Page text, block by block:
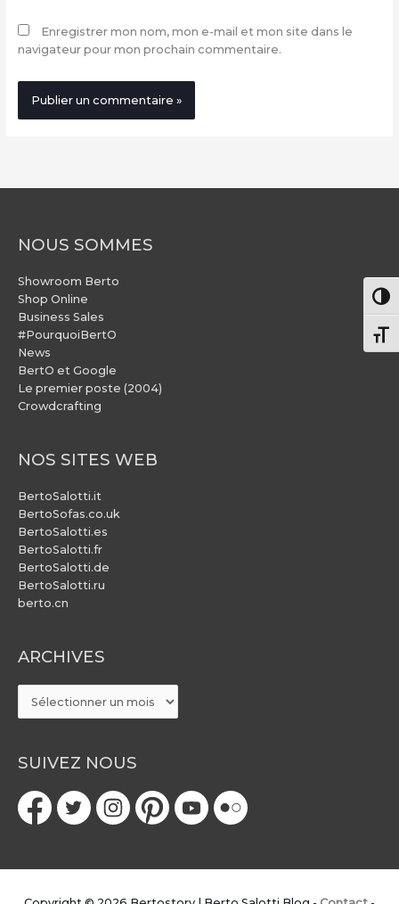
Enregistrer mon nom, mon e-mail et mon site dans le
navigateur pour mon prochain commentaire.
NOUS SOMMES
Showroom Berto
Shop Online
Business Sales
#PourquoiBertO
News
BertO et Google
Le premier poste (2004)
Crowdcrafting
NOS SITES WEB
BertoSalotti.it
BertoSofas.co.uk
BertoSalotti.es
BertoSalotti.fr
BertoSalotti.de
BertoSalotti.ru
berto.cn
ARCHIVES
ARCHIVES
SUIVEZ NOUS